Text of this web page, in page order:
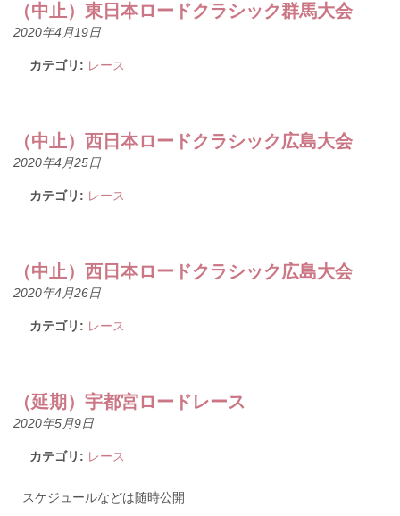
（中止）東日本ロードクラシック群馬大会
2020年4月19日
カテゴリ: レース
（中止）西日本ロードクラシック広島大会
2020年4月25日
カテゴリ: レース
（中止）西日本ロードクラシック広島大会
2020年4月26日
カテゴリ: レース
（延期）宇都宮ロードレース
2020年5月9日
カテゴリ: レース
スケジュールなどは随時公開